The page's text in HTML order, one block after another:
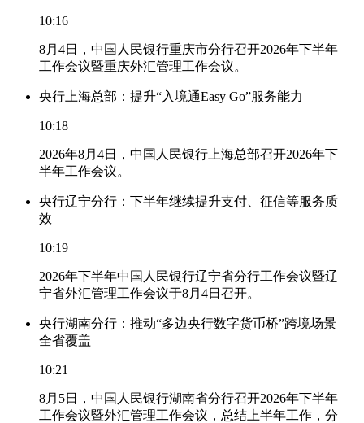
10:16
8月4日，中国人民银行重庆市分行召开2026年下半年
工作会议暨重庆外汇管理工作会议。
央行上海总部：提升“入境通Easy Go”服务能力
10:18
2026年8月4日，中国人民银行上海总部召开2026年下
半年工作会议。
央行辽宁分行：下半年继续提升支付、征信等服务质
效
10:19
2026年下半年中国人民银行辽宁省分行工作会议暨辽
宁省外汇管理工作会议于8月4日召开。
央行湖南分行：推动“多边央行数字货币桥”跨境场景
全省覆盖
10:21
8月5日，中国人民银行湖南省分行召开2026年下半年
工作会议暨外汇管理工作会议，总结上半年工作，分